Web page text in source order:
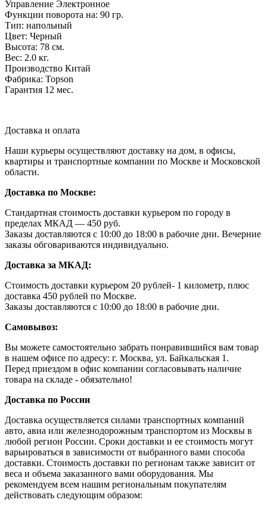
Управление Электронное
Функции поворота на: 90 гр.
Тип: напольный
Цвет: Черный
Высота: 78 см.
Вес: 2.0 кг.
Производство Китай
Фабрика: Topson
Гарантия 12 мес.
Доставка и оплата
Наши курьеры осуществляют доставку на дом, в офисы,
квартиры и транспортные компании по Москве и Московской
области.
Доставка по Москве:
Стандартная стоимость доставки курьером по городу в
пределах МКАД — 450 руб.
Заказы доставляются с 10:00 до 18:00 в рабочие дни. Вечерние
заказы обговариваются индивидуально.
Доставка за МКАД:
Стоимость доставки курьером 20 рублей- 1 километр, плюс
доставка 450 рублей по Москве.
Заказы доставляются с 10:00 до 18:00 в рабочие дни.
Самовывоз:
Вы можете самостоятельно забрать понравившийся вам товар
в нашем офисе по адресу: г. Москва, ул. Байкальская 1.
Перед приездом в офис компании согласовывать наличие
товара на складе - обязательно!
Доставка по России
Доставка осуществляется силами транспортных компаний
авто, авиа или железнодорожным транспортом из Москвы в
любой регион России. Сроки доставки и ее стоимость могут
варьироваться в зависимости от выбранного вами способа
доставки. Стоимость доставки по регионам также зависит от
веса и объема заказанного вами оборудования. Мы
рекомендуем всем нашим региональным покупателям
действовать следующим образом: